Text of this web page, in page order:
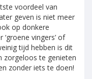
voordeel van
geven is niet meer
op donkere
vingers’ of
tijd hebben is dit
zorgeloos te genieten
zonder iets te doen!